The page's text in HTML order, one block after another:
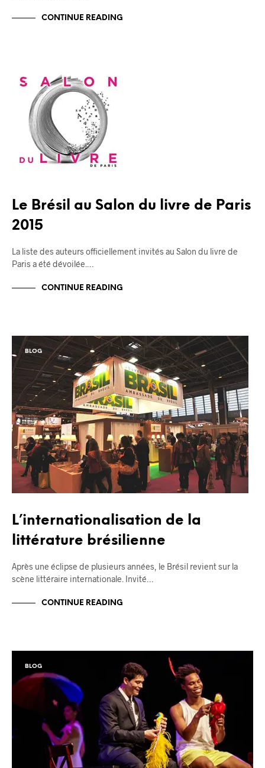
CONTINUE READING
BLOG
Le Brésil au Salon du livre de Paris
2015
La liste des auteurs officiellement invités au Salon du livre de
Paris a été dévoilée.…
CONTINUE READING
BLOG
L’internationalisation de la
littérature brésilienne
Après une éclipse de plusieurs années, le Brésil revient sur la
scène littéraire internationale. Invité…
CONTINUE READING
BLOG